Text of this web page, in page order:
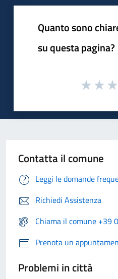
Quanto sono
su questa pagina?
Contatta il comune
Leggi le domande
Richiedi Assistenza
Chiama il comune +39
Prenota un
Problemi in città